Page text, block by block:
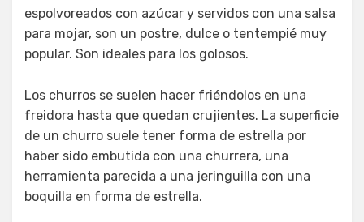
espolvoreados con azúcar y servidos con una salsa
para mojar, son un postre, dulce o tentempié muy
popular. Son ideales para los golosos.
Los churros se suelen hacer friéndolos en una
freidora hasta que quedan crujientes. La superficie
de un churro suele tener forma de estrella por
haber sido embutida con una churrera, una
herramienta parecida a una jeringuilla con una
boquilla en forma de estrella.